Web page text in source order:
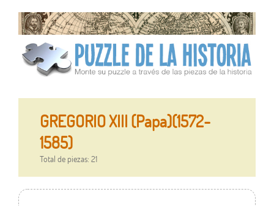
GREGORIO XIII (Papa)(1572-
1585)
Total de piezas: 21